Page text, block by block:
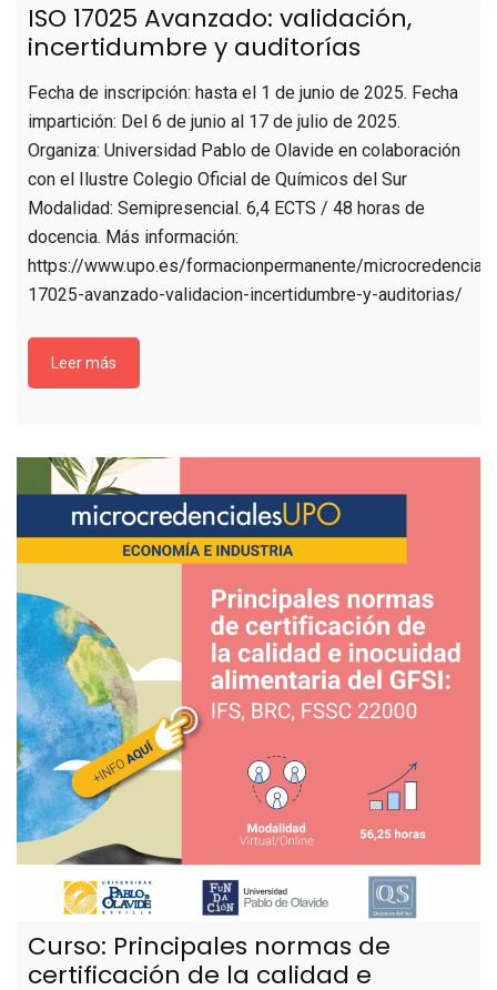
ISO 17025 Avanzado: validación,
incertidumbre y auditorías
Fecha de inscripción: hasta el 1 de junio de 2025. Fecha
impartición: Del 6 de junio al 17 de julio de 2025.
Organiza: Universidad Pablo de Olavide en colaboración
con el Ilustre Colegio Oficial de Químicos del Sur
Modalidad: Semipresencial. 6,4 ECTS / 48 horas de
docencia. Más información:
https://www.upo.es/formacionpermanente/
17025-avanzado-validacion-incertidumbre-y-auditorias/
Leer más
Curso: Principales normas de
certificación de la calidad e